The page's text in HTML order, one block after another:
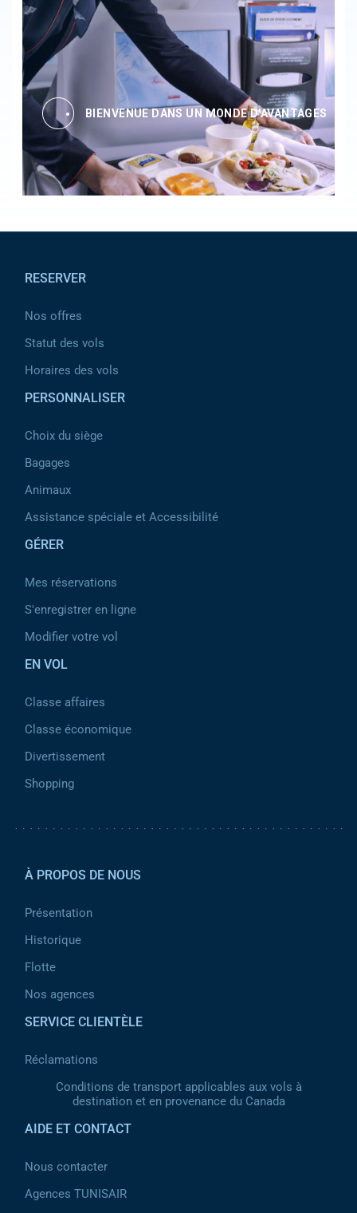
BIENVENUE DANS UN MONDE D'AVANTAGES
RESERVER
Nos offres
Statut des vols
Horaires des vols
PERSONNALISER
Choix du siège
Bagages
Animaux
Assistance spéciale et Accessibilité
GÉRER
Mes réservations
S'enregistrer en ligne
Modifier votre vol
EN VOL
Classe affaires
Classe économique
Divertissement
Shopping
À PROPOS DE NOUS
Présentation
Historique
Flotte
Nos agences
SERVICE CLIENTÈLE
Réclamations
Conditions de transport applicables aux vols à
destination et en provenance du Canada
AIDE ET CONTACT
Nous contacter
Agences TUNISAIR